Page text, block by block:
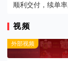
顺利交付，续单率
视频
外部视频